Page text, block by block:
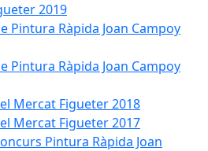
2019
Pintura Ràpida Joan Campoy
Pintura Ràpida Joan Campoy
Mercat Figueter 2018
Mercat Figueter 2017
Pintura Ràpida Joan